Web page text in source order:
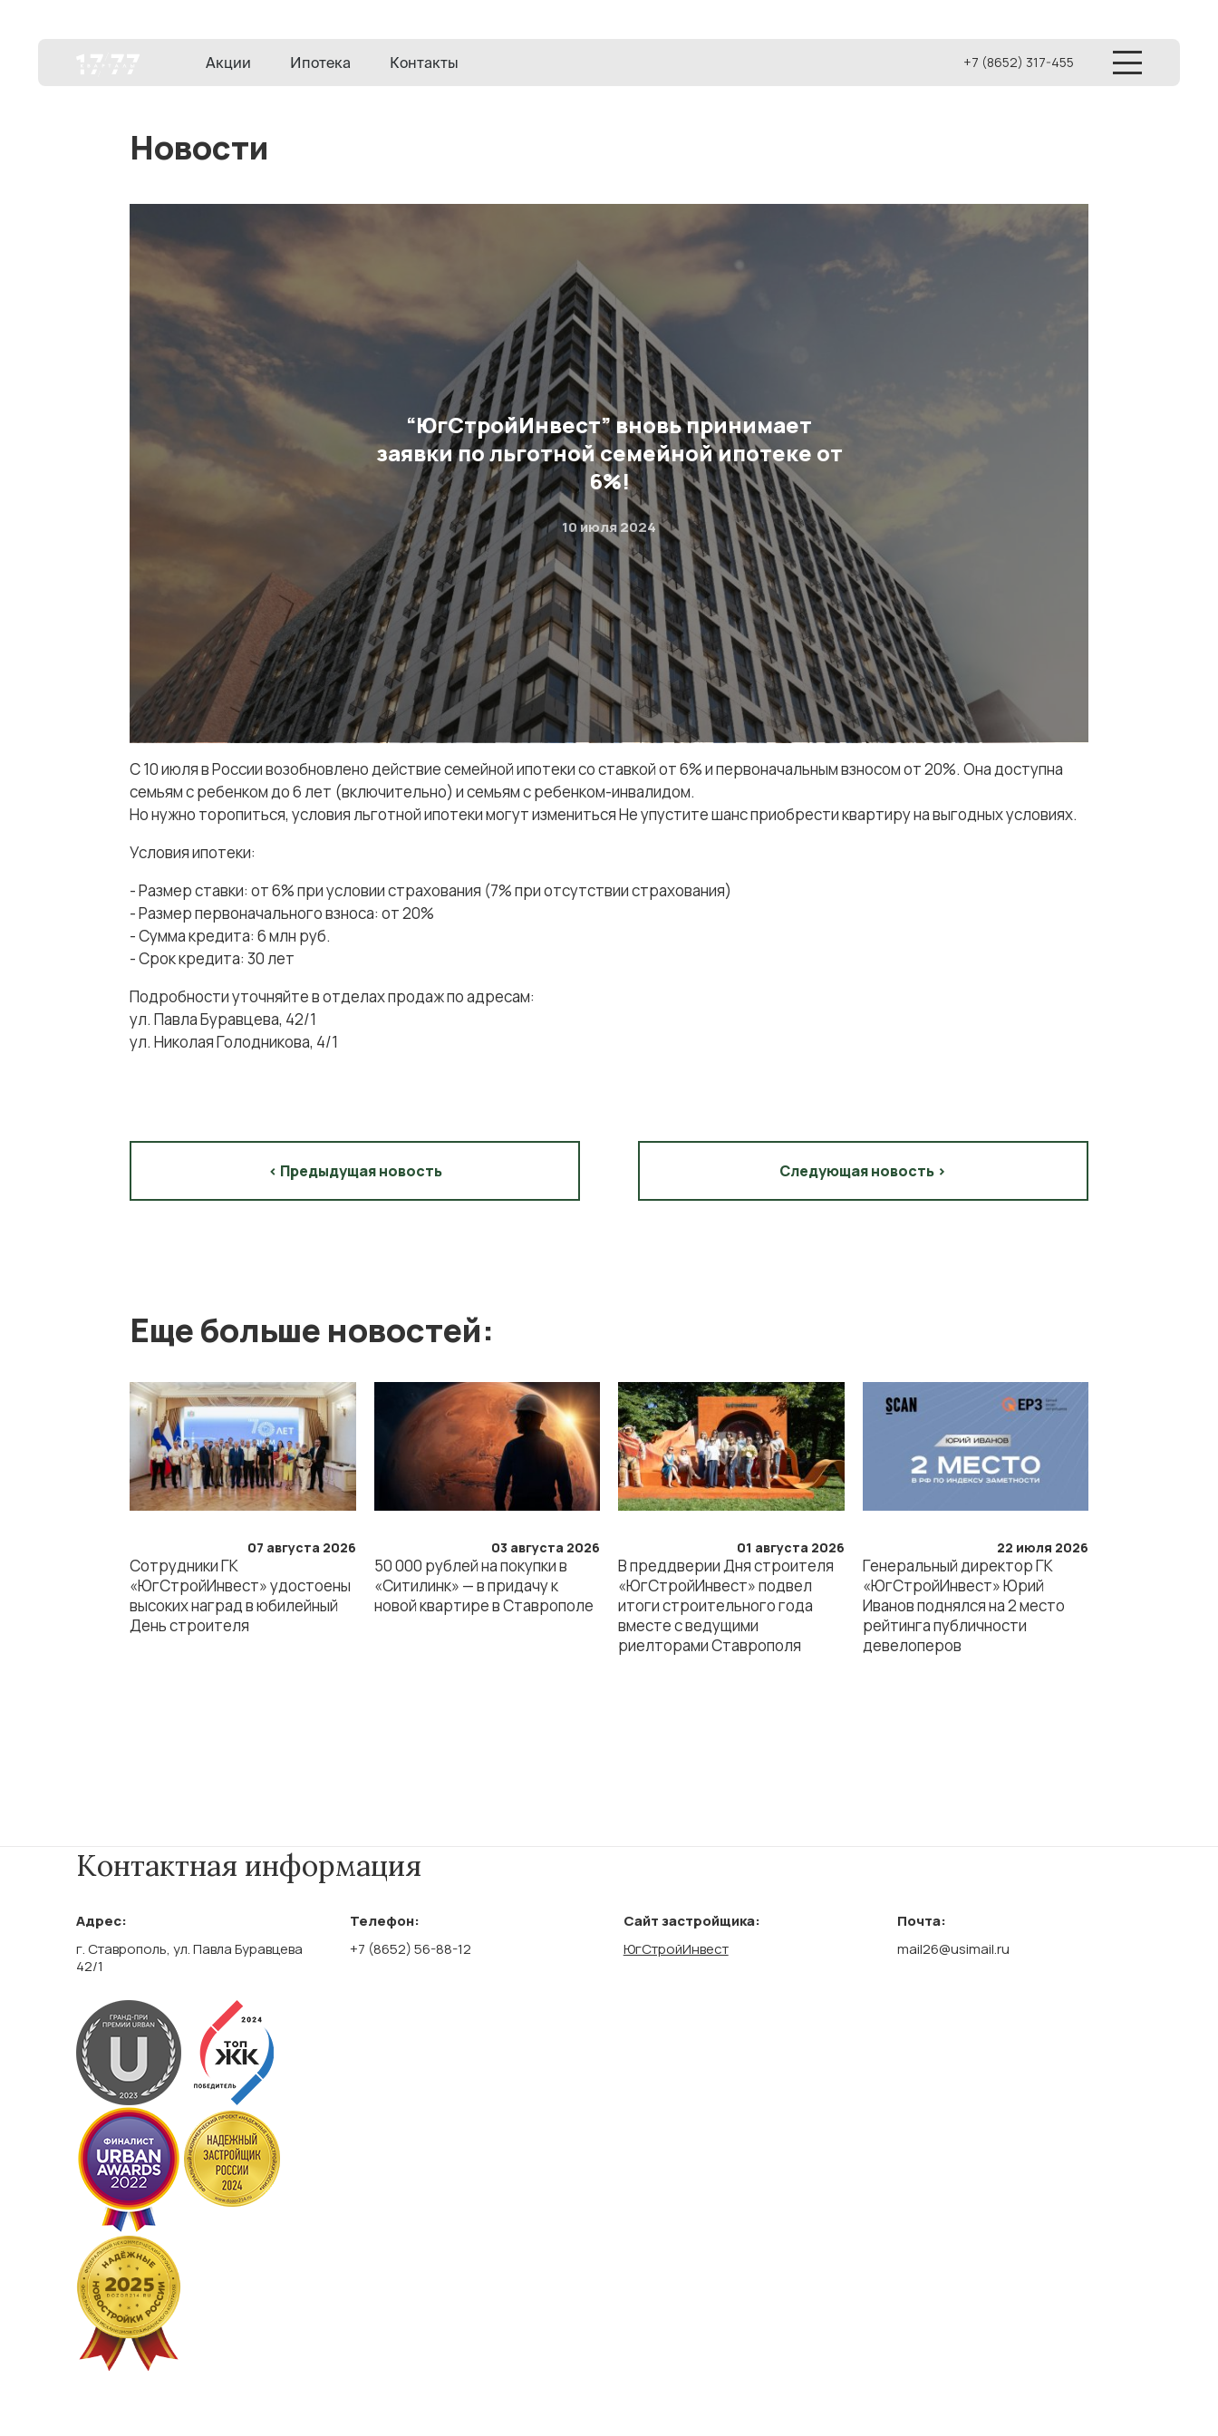
Акции Ипотека Контакты +7 (8652) 317-455
Новости
“ЮгСтройИнвест” вновь принимает
заявки по льготной семейной ипотеке от
6%!
10 июля 2024
С 10 июля в России возобновлено действие семейной ипотеки со ставкой от 6% и первоначальным взносом от 20%. Она доступна
семьям с ребенком до 6 лет (включительно) и семьям с ребенком-инвалидом.
Но нужно торопиться, условия льготной ипотеки могут измениться Не упустите шанс приобрести квартиру на выгодных условиях.
Условия ипотеки:
- Размер ставки: от 6% при условии страхования (7% при отсутствии страхования)
- Размер первоначального взноса: от 20%
- Сумма кредита: 6 млн руб.
- Срок кредита: 30 лет
Подробности уточняйте в отделах продаж по адресам:
ул. Павла Буравцева, 42/1
ул. Николая Голодникова, 4/1
< Предыдущая новость Следующая новость >
Еще больше новостей:
07 августа 2026
Сотрудники ГК
«ЮгСтройИнвест» удостоены
высоких наград в юбилейный
День строителя
03 августа 2026
50 000 рублей на покупки в
«Ситилинк» — в придачу к
новой квартире в Ставрополе
01 августа 2026
В преддверии Дня строителя
«ЮгСтройИнвест» подвел
итоги строительного года
вместе с ведущими
риелторами Ставрополя
22 июля 2026
Генеральный директор ГК
«ЮгСтройИнвест» Юрий
Иванов поднялся на 2 место
рейтинга публичности
девелоперов
Контактная информация
Адрес:
г. Ставрополь, ул. Павла Буравцева
42/1
Телефон:
+7 (8652) 56-88-12
Сайт застройщика:
ЮгСтройИнвест
Почта:
mail26@usimail.ru